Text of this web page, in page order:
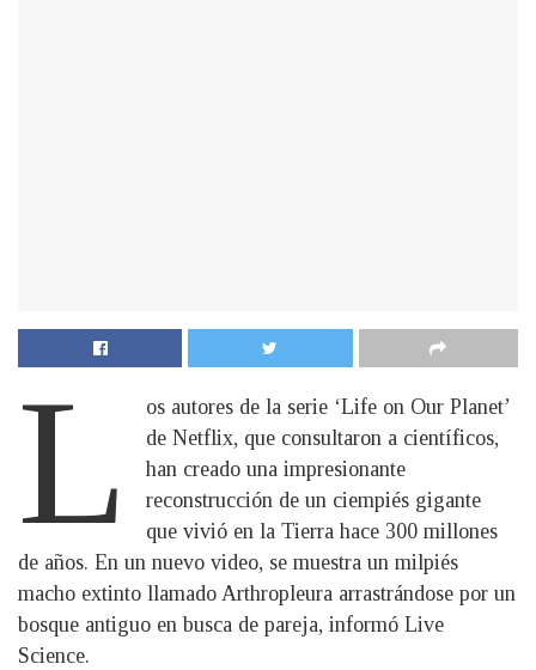
L
os autores de la serie ‘Life on Our Planet’
de Netflix, que consultaron a científicos,
han creado una impresionante
reconstrucción de un ciempiés gigante
que vivió en la Tierra hace 300 millones
de años. En un nuevo video, se muestra un milpiés
macho extinto llamado Arthropleura arrastrándose por un
bosque antiguo en busca de pareja, informó Live
Science.